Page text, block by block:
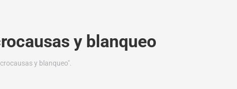
y blanqueo
y blanqueo".